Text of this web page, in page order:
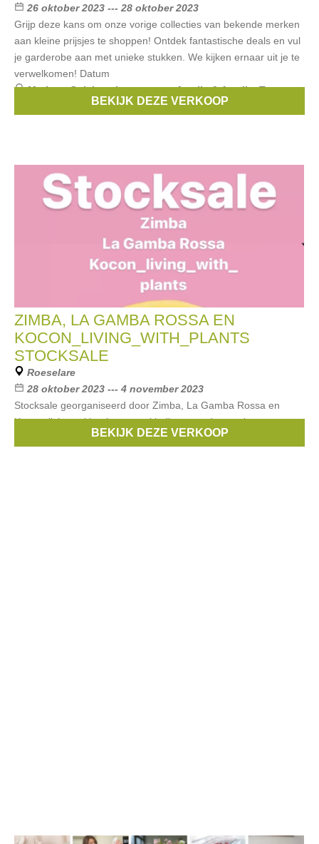
26 oktober 2023 --- 28 oktober 2023
Grijp deze kans om onze vorige collecties van bekende merken
aan kleine prijsjes te shoppen! Ontdek fantastische deals en vul
je garderobe aan met unieke stukken. We kijken ernaar uit je te
verwelkomen! Datum
Merken:Geisha,signe nature,Amelie & Amelie,Terre
, ...BEKIJK DEZE VERKOOP
ZIMBA, LA GAMBA ROSSA EN
KOCON_LIVING_WITH_PLANTS
STOCKSALE
Roeselare
28 oktober 2023 --- 4 november 2023
Stocksale georganiseerd door Zimba, La Gamba Rossa en
Kocon_living_with_plants van kleding voor dames, heren en
kids, schoenen, accessoires, decoratie, ...
BEKIJK DEZE VERKOOP